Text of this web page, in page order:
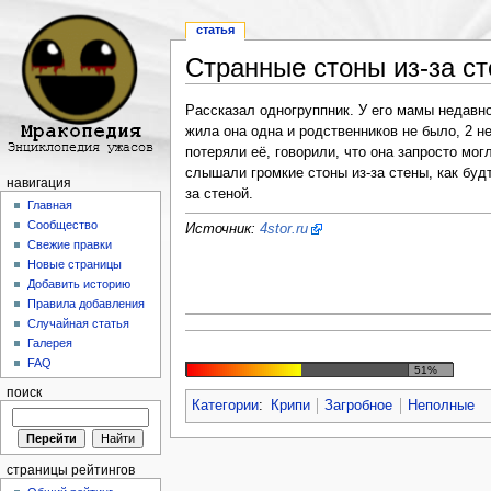
Странные стоны из-за
Рассказал одногруппник. У его мамы
жила она одна и родственников не было, 2
потеряли её, говорили, что она запросто
слышали громкие стоны из-за стены, как
за стеной.
Источник: 4stor.ru
51%
Категории: Крипи Загробное Неполные
статья
навигация
Главная
Сообщество
Свежие правки
Новые страницы
Добавить историю
Правила добавления
Случайная статья
Галерея
FAQ
поиск
страницы рейтингов